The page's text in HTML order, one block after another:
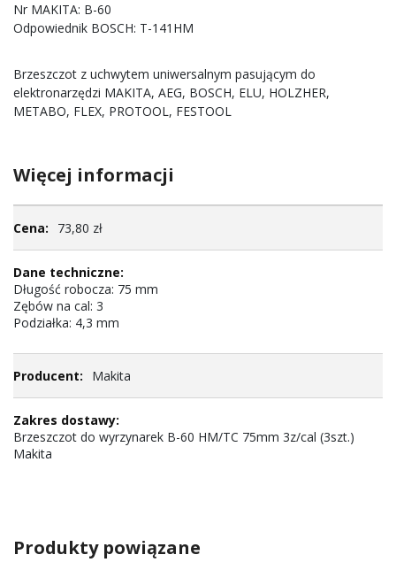
Nr MAKITA: B-60
Odpowiednik BOSCH: T-141HM
Brzeszczot z uchwytem uniwersalnym pasującym do
elektronarzędzi MAKITA, AEG, BOSCH, ELU, HOLZHER,
METABO, FLEX, PROTOOL, FESTOOL
Więcej informacji
informacji73,80 zł
Długość robocza: 75 mm
Zębów na cal: 3
Podziałka: 4,3 mm
Makita
Brzeszczot do wyrzynarek B-60 HM/TC 75mm 3z/cal (3szt.)
Makita
Produkty powiązane